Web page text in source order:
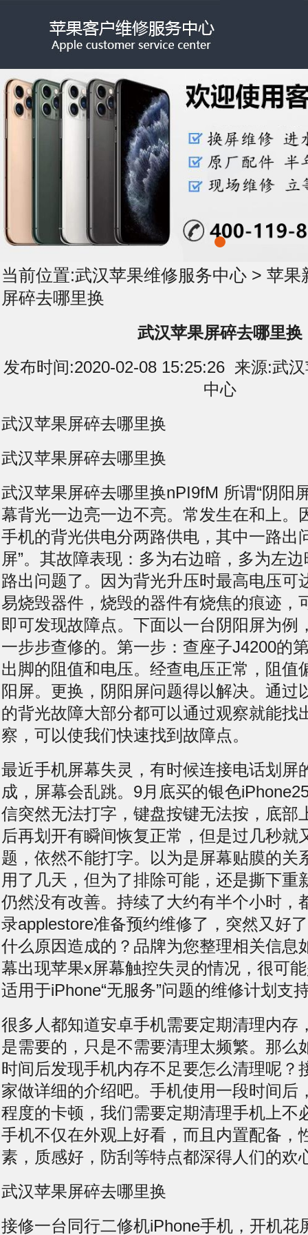
当前位置:武汉苹果维修服务中心 > 苹果
屏碎去哪里换
武汉苹果屏碎去哪里换
发布时间:2020-02-08 15:25:26 来源:武
中心
武汉苹果屏碎去哪里换
武汉苹果屏碎去哪里换
武汉苹果屏碎去哪里换nPI9fM 所谓“阴阳
幕背光一边亮一边不亮。常发生在和上。
手机的背光供电分两路供电，其中一路出
屏”。其故障表现：多为右边暗，多为左
路出问题了。因为背光升压时最高电压可
易烧毁器件，烧毁的器件有烧焦的痕迹，
即可发现故障点。下面以一台阴阳屏为例
一步步查修的。第一步：查座子J4200的
出脚的阻值和电压。经查电压正常，阻值
阳屏。更换，阴阳屏问题得以解决。通过
的背光故障大部分都可以通过观察就能找
察，可以使我们快速找到故障点。
最近手机屏幕失灵，有时候连接电话划屏
成，屏幕会乱跳。9月底买的银色
信突然无法打字，键盘按键无法按，底部
后再划开有瞬间恢复正常，但是过几秒就
题，依然不能打字。以为是屏幕贴膜的关
用了几天，但为了排除可能，还是撕下重
仍然没有改善。持续了大约有半个小时，
录applestore准备预约维修了，突然又好
什么原因造成的？品牌为您整理相关信息
幕出现苹果x屏幕触控失灵的情况，很可
适用于iPhone“无服务”问题的维修计划支
很多人都知道安卓手机需要定期清理内存
是需要的，只是不需要清理太频繁。那么
时间后发现手机内存不足要怎么清理呢？
家做详细的介绍吧。手机使用一段时间后
程度的卡顿，我们需要定期清理手机上不
手机不仅在外观上好看，而且内置配备，
素，质感好，防刮等特点都深得人们的欢
武汉苹果屏碎去哪里换
接修一台同行二修机iPhone手机，开机花